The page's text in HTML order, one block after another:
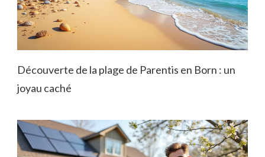
Découverte de la plage de Parentis en Born : un
joyau caché